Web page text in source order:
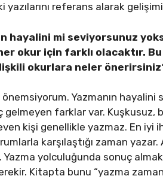
yazılarını referans alarak
hayalini mi seviyorsunuz
okur için farklı olacaktır.
okurlara neler
Yazmanın hayalini
gelmeyen farklar var. Kuşkusuz,
kişi genellikle yazmaz. En
karşılaştığı zaman
yolculuğunda sonuç
Kitapta bunu “yazma